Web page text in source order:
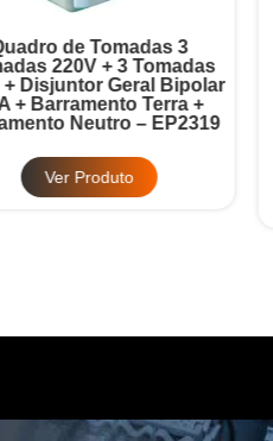
de Tomadas 3
220V + 3 Tomadas
+ Disjuntor Geral Bipolar
+ Barramento Terra +
Neutro – EP2319
Ver Produto